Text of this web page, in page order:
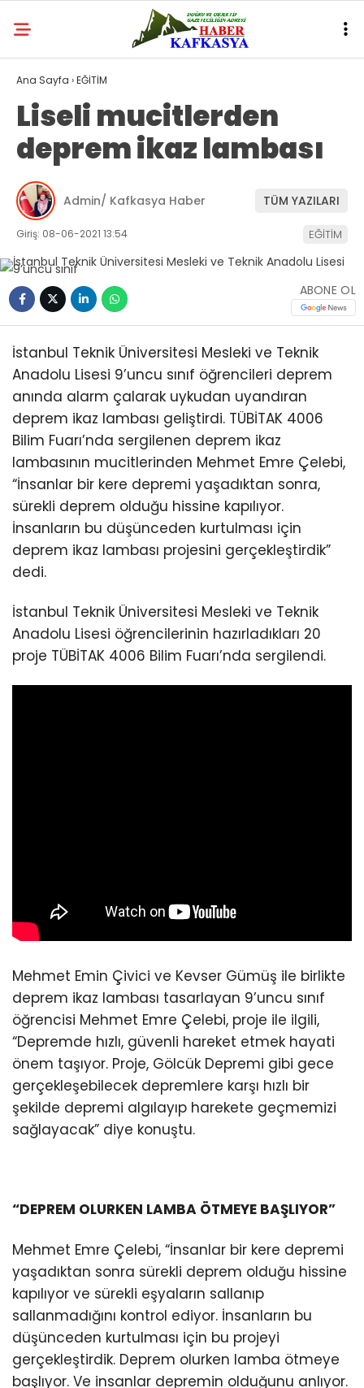
Ana Sayfa ›EĞİTİM
Liseli mucitlerden
deprem ikaz lambası
Admin/ Kafkasya Haber TÜM YAZILARI
Giriş: 08-06-2021 13:54 EĞİTİM
ABONE OL
İstanbul Teknik Üniversitesi Mesleki ve Teknik
Anadolu Lisesi 9’uncu sınıf öğrencileri deprem
anında alarm çalarak uykudan uyandıran
deprem ikaz lambası geliştirdi. TÜBİTAK 4006
Bilim Fuarı’nda sergilenen deprem ikaz
lambasının mucitlerinden Mehmet Emre Çelebi,
“İnsanlar bir kere depremi yaşadıktan sonra,
sürekli deprem olduğu hissine kapılıyor.
İnsanların bu düşünceden kurtulması için
deprem ikaz lambası projesini gerçekleştirdik”
dedi.
İstanbul Teknik Üniversitesi Mesleki ve Teknik
Anadolu Lisesi öğrencilerinin hazırladıkları 20
proje TÜBİTAK 4006 Bilim Fuarı’nda sergilendi.
Mehmet Emin Çivici ve Kevser Gümüş ile birlikte
deprem ikaz lambası tasarlayan 9’uncu sınıf
öğrencisi Mehmet Emre Çelebi, proje ile ilgili,
“Depremde hızlı, güvenli hareket etmek hayati
önem taşıyor. Proje, Gölcük Depremi gibi gece
gerçekleşebilecek depremlere karşı hızlı bir
şekilde depremi algılayıp harekete geçmemizi
sağlayacak” diye konuştu.
“DEPREM OLURKEN LAMBA ÖTMEYE BAŞLIYOR”
Mehmet Emre Çelebi, “İnsanlar bir kere depremi
yaşadıktan sonra sürekli deprem olduğu hissine
kapılıyor ve sürekli eşyaların sallanıp
sallanmadığını kontrol ediyor. İnsanların bu
düşünceden kurtulması için bu projeyi
gerçekleştirdik. Deprem olurken lamba ötmeye
başlıyor. Ve insanlar depremin olduğunu anlıyor.